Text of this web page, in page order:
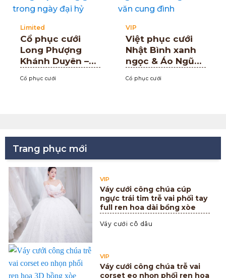
Trang phục mới
VIP
Váy cưới công chúa cúp
ngực trái tim trễ vai phối tay
full ren hoa dài bồng xòe
Váy cưới cô dâu
VIP
Váy cưới công chúa trễ vai
corset eo nhọn phối ren hoa
Limited
Cổ phục cưới
Long Phượng
Khánh Duyên –
gia trong ngày
Cổ phục cưới
VIP
Việt phục cưới
Nhật Bình xanh
ngọc & Áo Ngũ
văn cung đình
Cổ phục cưới